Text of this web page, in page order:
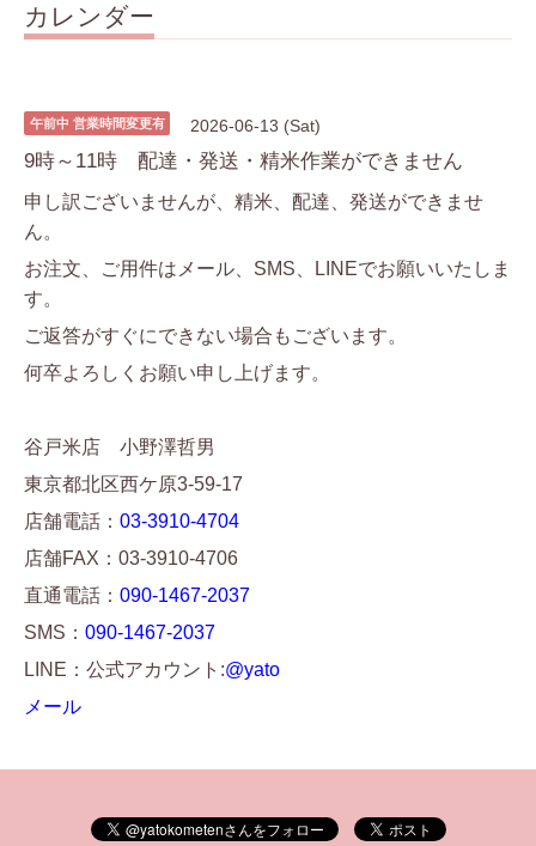
カレンダー
午前中 営業時間変更有 2026-06-13 (Sat)
9時～11時 配達・発送・精米作業ができません
申し訳ございませんが、精米、配達、発送ができませ
ん。
お注文、ご用件はメール、SMS、LINEでお願いいたしま
す。
ご返答がすぐにできない場合もございます。
何卒よろしくお願い申し上げます。
谷戸米店 小野澤哲男
東京都北区西ケ原3-59-17
店舗電話： 03-3910-4704
店舗FAX：03-3910-4706
直通電話： 090-1467-2037
SMS： 090-1467-2037
LINE：公式アカウント:@yato
メール